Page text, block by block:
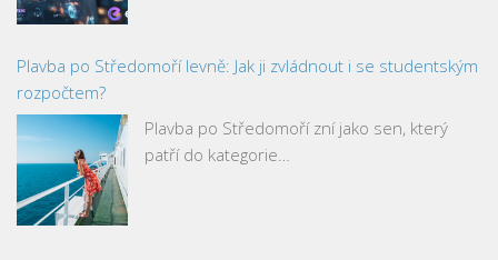
Plavba po Středomoří levně: Jak ji zvládnout i se studentským
rozpočtem?
Plavba po Středomoří zní jako sen, který
patří do kategorie…